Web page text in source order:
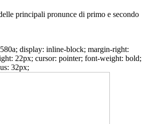
principali pronunce di primo e secondo
display: inline-block; margin-right:
22px; cursor: pointer; font-weight: bold;
32px;